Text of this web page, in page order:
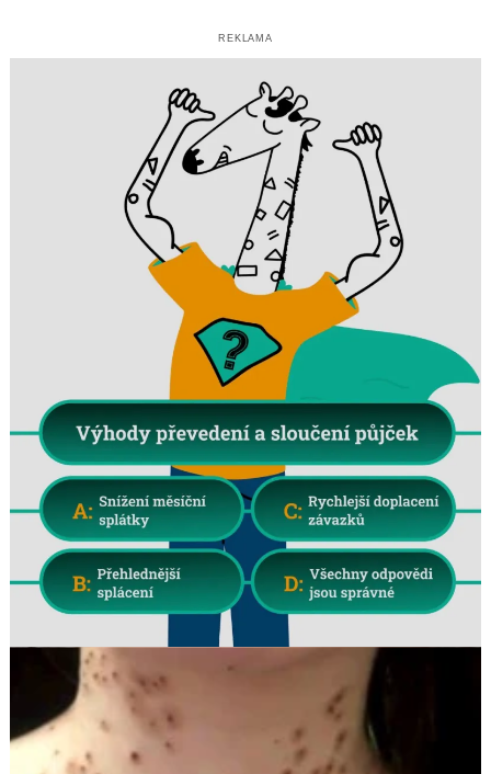
REKLAMA